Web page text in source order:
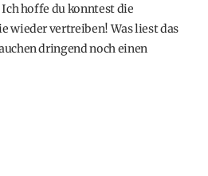
hoffe du konntest die
wieder vertreiben! Was liest das
dringend noch einen